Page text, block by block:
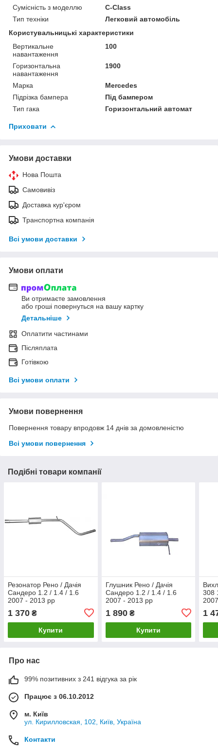
Сумісність з моделлю
C-Class
Тип техніки
Легковий автомобіль
Користувальницькі характеристики
Вертикальне
навантаження
100
Горизонтальна
навантаження
1900
Марка
Mercedes
Підрізка бампера
Під бампером
Тип гака
Горизонтальний автомат
Приховати
Умови доставки
Нова Пошта
Самовивіз
Доставка кур'єром
Транспортна компанія
Всі умови доставки
Умови оплати
Ви отримаєте замовлення
або гроші повернуться на вашу картку
Детальніше
Оплатити частинами
Післяплата
Готівкою
Всі умови оплати
Умови повернення
Повернення товару впродовж 14 днів за домовленістю
Всі умови повернення
Подібні товари компанії
Резонатор Рено / Дачія
Сандеро 1.2 / 1.4 / 1.6
2007 - 2013 рр
1 370 ₴
Купити
Глушник Рено / Дачія
Сандеро 1.2 / 1.4 / 1.6
2007 - 2013 рр
1 890₴
Купити
308
1
Про нас
99% позитивних з 241 відгука за рік
Працює з 06.10.2012
м. Київ
ул. Кирилловская, 102, Київ, Україна
Контакти